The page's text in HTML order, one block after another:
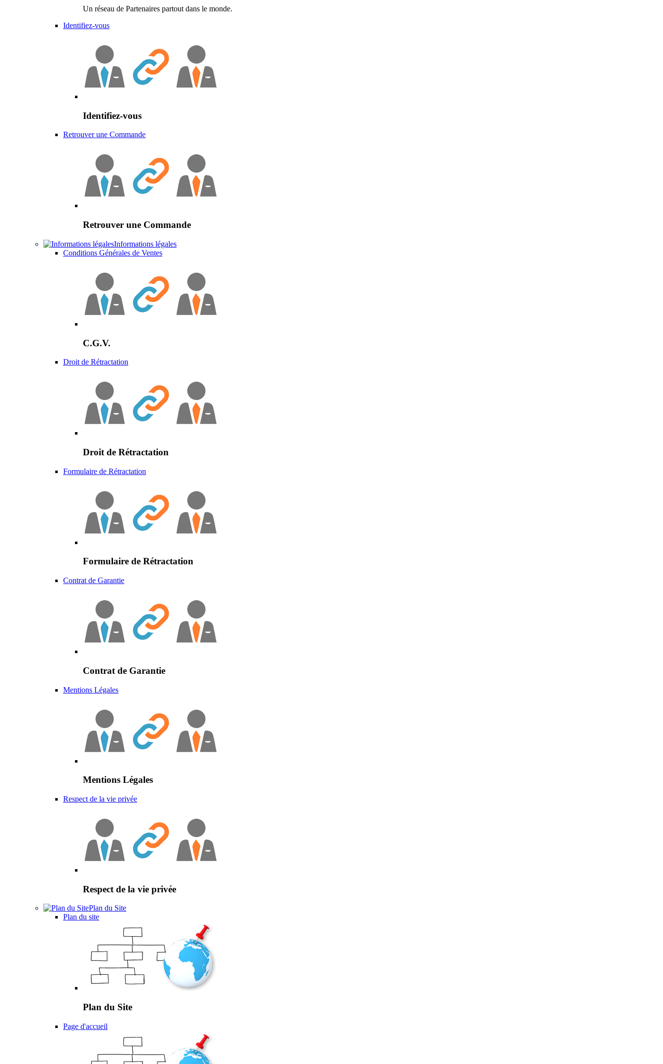
Un réseau de Partenaires partout dans le monde.
Identifiez-vous
Identifiez-vous
Retrouver une Commande
Retrouver une Commande
Informations légales
Conditions Générales de Ventes
C.G.V.
Droit de Rétractation
Droit de Rétractation
Formulaire de Rétractation
Formulaire de Rétractation
Contrat de Garantie
Contrat de Garantie
Mentions Légales
Mentions Légales
Respect de la vie privée
Respect de la vie privée
Plan du Site
Plan du site
Plan du Site
Page d'accueil